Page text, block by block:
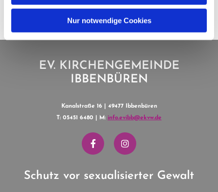
Nur notwendige Cookies
EV. KIRCHENGEMEINDE
IBBENBÜREN
Kanalstraße 16 | 49477 Ibbenbüren
T: 05451 6480 | M: info.evibb@ekvw.de
Schutz vor sexualisierter Gewalt